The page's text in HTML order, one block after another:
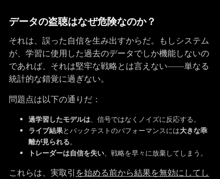
データの盗聴はなぜ危険なのか？
それは、誤った自信を生み出すからだ。もしシステム
が、学習に使用した過去のデータでしか機能しないの
であれば、それは堅牢な戦略とは言えない――単なる
統計的な錯覚に過ぎない。
問題点は以下の通りだ：
過学習したモデルは、信号ではなくノイズに反応する。
ライブ結果とバックテストのパフォーマンスには大きな乖
離が見られる。
トレーダーは自信を失い、戦略を早々に放棄してしまう。
これらは、実取引 を始める前から結果を無効にしてし